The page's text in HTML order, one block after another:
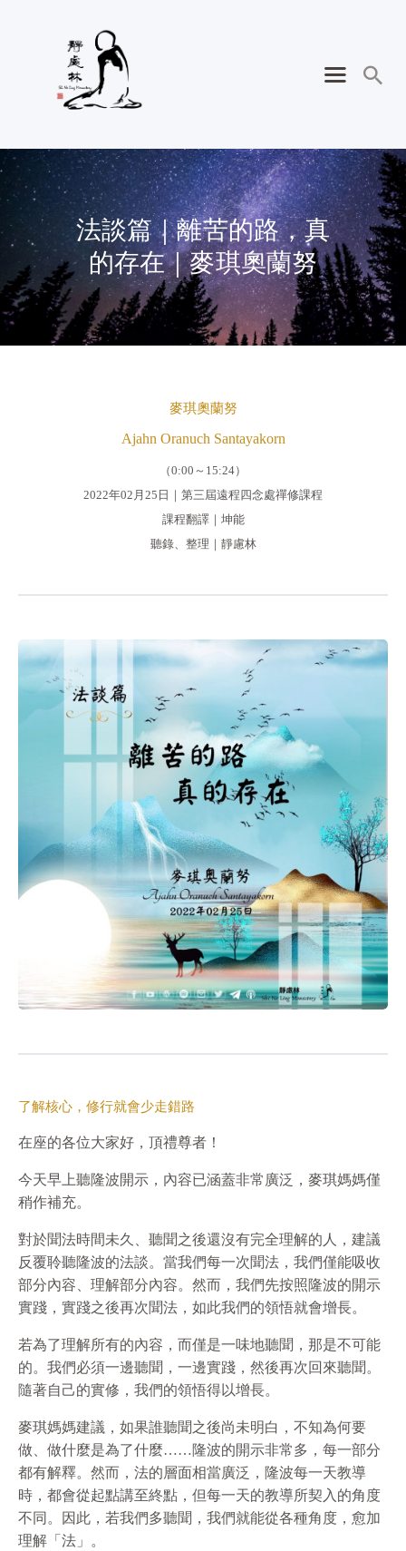
法談篇｜離苦的路，真
的存在｜麥琪奧蘭努
麥琪奧蘭努
Ajahn Oranuch Santayakorn
（0:00～15:24）
2022年02月25日｜第三屆遠程四念處禪修課程
課程翻譯｜坤能
聽錄、整理｜靜慮林
了解核心，修行就會少走錯路
在座的各位大家好，頂禮尊者！
今天早上聽隆波開示，內容已涵蓋非常廣泛，麥琪媽媽僅
稍作補充。
對於聞法時間未久、聽聞之後還沒有完全理解的人，建議
反覆聆聽隆波的法談。當我們每一次聞法，我們僅能吸收
部分內容、理解部分內容。然而，我們先按照隆波的開示
實踐，實踐之後再次聞法，如此我們的領悟就會增長。
若為了理解所有的內容，而僅是一味地聽聞，那是不可能
的。我們必須一邊聽聞，一邊實踐，然後再次回來聽聞。
隨著自己的實修，我們的領悟得以增長。
麥琪媽媽建議，如果誰聽聞之後尚未明白，不知為何要
做、做什麼是為了什麼……隆波的開示非常多，每一部分
都有解釋。然而，法的層面相當廣泛，隆波每一天教導
時，都會從起點講至終點，但每一天的教導所契入的角度
不同。因此，若我們多聽聞，我們就能從各種角度，愈加
理解「法」。